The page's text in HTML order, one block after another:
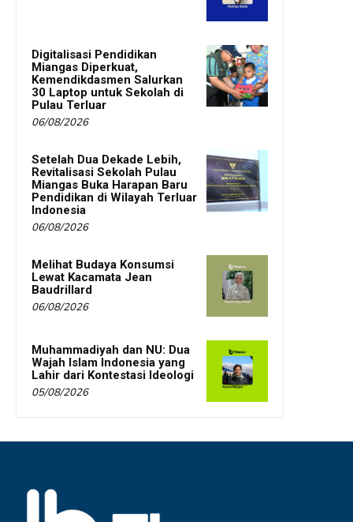
Digitalisasi Pendidikan
Miangas Diperkuat,
Kemendikdasmen Salurkan
30 Laptop untuk Sekolah di
Pulau Terluar
06/08/2026
Setelah Dua Dekade Lebih,
Revitalisasi Sekolah Pulau
Miangas Buka Harapan Baru
Pendidikan di Wilayah Terluar
Indonesia
06/08/2026
Melihat Budaya Konsumsi
Lewat Kacamata Jean
Baudrillard
06/08/2026
Muhammadiyah dan NU: Dua
Wajah Islam Indonesia yang
Lahir dari Kontestasi Ideologi
05/08/2026